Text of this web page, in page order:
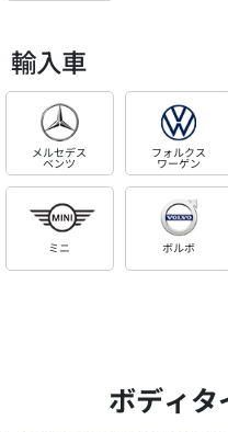
輸入車
メルセデス
ベンツ
フォルクス
ワーゲン
ミニ ボルボ
ボディタ